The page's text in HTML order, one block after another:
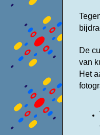
De
van
Het